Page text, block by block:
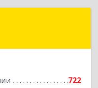
722
Гарант
Подробнее